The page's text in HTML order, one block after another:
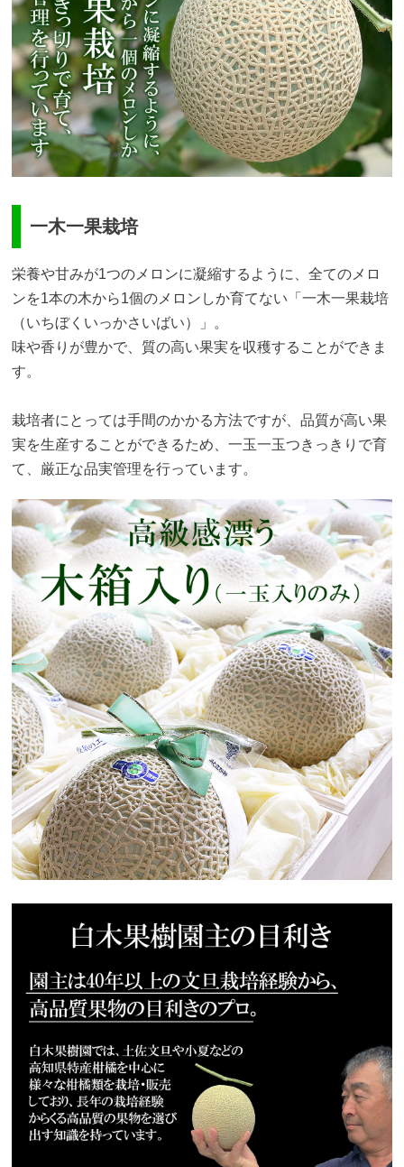
一木一果栽培
栄養や甘みが1つのメロンに凝縮するように、全てのメロ
ンを1本の木から1個のメロンしか育てない「一木一果栽培
（いちぼくいっかさいばい）」。
味や香りが豊かで、質の高い果実を収穫することができま
す。
栽培者にとっては手間のかかる方法ですが、品質が高い果
実を生産することができるため、一玉一玉つきっきりで育
て、厳正な品実管理を行っています。